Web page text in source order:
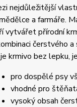
nejdůležitější
a farmáře.
vytvářet přírodní
čerstvého
krmivo bez lepku,
pro dospělé psy
vhodné pro
vysoký obsah